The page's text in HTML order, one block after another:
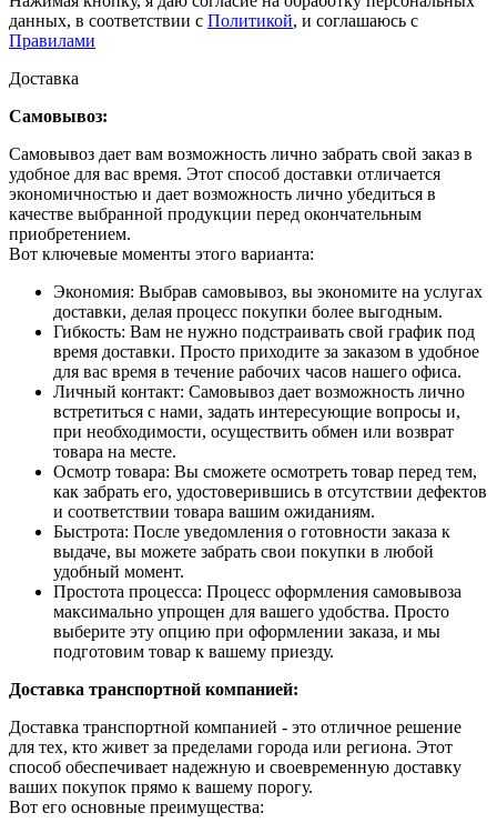
данных, в соответствии с Политикой, и соглашаюсь с
Правилами
Доставка
Самовывоз:
Самовывоз дает вам возможность лично забрать свой заказ в
удобное для вас время. Этот способ доставки отличается
экономичностью и дает возможность лично убедиться в
качестве выбранной продукции перед окончательным
приобретением.
Вот ключевые моменты этого варианта:
Экономия: Выбрав самовывоз, вы экономите на услугах
доставки, делая процесс покупки более выгодным.
Гибкость: Вам не нужно подстраивать свой график под
время доставки. Просто приходите за заказом в удобное
для вас время в течение рабочих часов нашего офиса.
Личный контакт: Самовывоз дает возможность лично
встретиться с нами, задать интересующие вопросы и,
при необходимости, осуществить обмен или возврат
товара на месте.
Осмотр товара: Вы сможете осмотреть товар перед тем,
как забрать его, удостоверившись в отсутствии дефектов
и соответствии товара вашим ожиданиям.
Быстрота: После уведомления о готовности заказа к
выдаче, вы можете забрать свои покупки в любой
удобный момент.
Простота процесса: Процесс оформления самовывоза
максимально упрощен для вашего удобства. Просто
выберите эту опцию при оформлении заказа, и мы
подготовим товар к вашему приезду.
Доставка транспортной компанией:
Доставка транспортной компанией - это отличное решение
для тех, кто живет за пределами города или региона. Этот
способ обеспечивает надежную и своевременную доставку
ваших покупок прямо к вашему порогу.
Вот его основные преимущества: